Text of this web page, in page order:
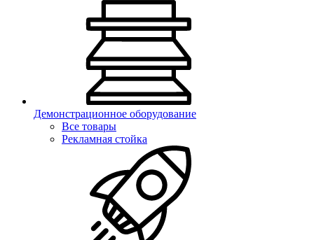
Демонстрационное оборудование
Все товары
Рекламная стойка